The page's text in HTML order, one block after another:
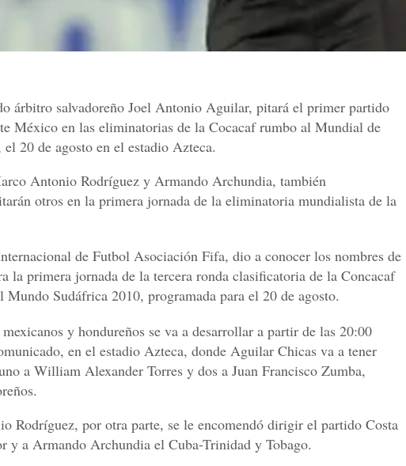
árbitro salvadoreño Joel Antonio Aguilar, pitará el primer partido
México en las eliminatorias de la Cocacaf rumbo al Mundial de
20 de agosto en el estadio Azteca.
Antonio Rodríguez y Armando Archundia, también
otros en la primera jornada de la eliminatoria mundialista de la
de Futbol Asociación Fifa, dio a conocer los nombres de
la primera jornada de la tercera ronda clasificatoria de la Concacaf
Mundo Sudáfrica 2010, programada para el 20 de agosto.
y hondureños se va a desarrollar a partir de las 20:00
en el estadio Azteca, donde Aguilar Chicas va a tener
a William Alexander Torres y dos a Juan Francisco Zumba,
Rodríguez, por otra parte, se le encomendó dirigir el partido Costa
y a Armando Archundia el Cuba-Trinidad y Tobago.